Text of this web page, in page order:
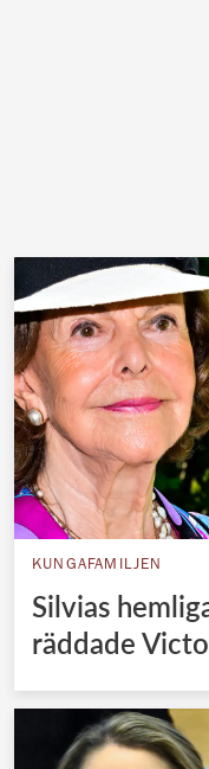
KUNGAFAMILJEN
Silvias
räddade